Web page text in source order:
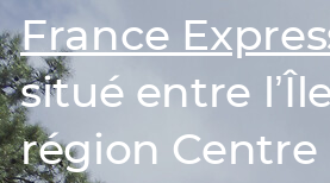
France
situé entre
région Centre